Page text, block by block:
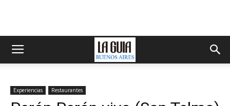
Experiencias Restaurantes